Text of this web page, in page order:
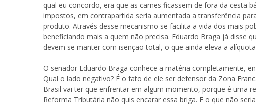
qual eu concordo, era que as carnes ficassem de fora da cesta
impostos, em contrapartida seria aumentada a transferência
produto. Através desse mecanismo se facilita a vida dos mais
beneficiando mais a quem não precisa. Eduardo Braga já disse
devem se manter com isenção total, o que ainda eleva a
O senador Eduardo Braga conhece a matéria completamente,
Qual o lado negativo? É o fato de ele ser defensor da Zona
Brasil vai ter que enfrentar em algum momento, porque é uma
Reforma Tributária não quis encarar essa briga. E o que não